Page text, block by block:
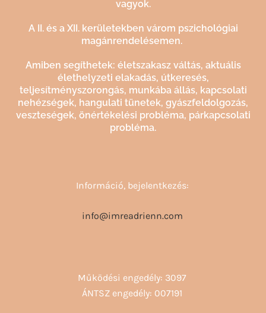
vagyok.
A II. és a XII. kerületekben várom pszichológiai
magánrendelésemen.
Amiben segíthetek: életszakasz váltás, aktuális
élethelyzeti elakadás, útkeresés,
teljesítményszorongás, munkába állás, kapcsolati
nehézségek, hangulati tünetek, gyászfeldolgozás,
veszteségek, önértékelési probléma, párkapcsolati
probléma.
Információ, bejelentkezés:
info@imreadrienn.com
Működési engedély: 3097
ÁNTSZ engedély: 007191